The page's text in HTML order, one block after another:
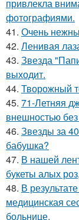
привлекла
фотографиями.
41. Очень
42. Ленивая
43. Звезда
выходит.
44. Творожный
45. 71-Летняя
внешностью
46. Звезды за
бабушка?
47. В нашей
букеты алых
48. В
медицинская
больнице.